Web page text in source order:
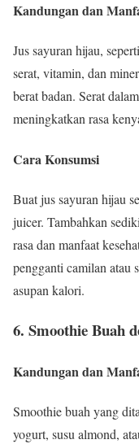
Kandungan dan
Jus sayuran hijau,
serat, vitamin, dan
berat badan. Serat
meningkatkan rasa
Cara Konsumsi
Buat jus sayuran hijau
juicer. Tambahkan
rasa dan manfaat
pengganti camilan atau
asupan kalori.
6. Smoothie Buah
Kandungan dan
Smoothie buah yang
yogurt, susu almond,